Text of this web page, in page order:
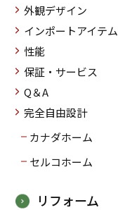
外観デザイン
インポートアイテム
性能
保証・サービス
Q＆A
完全自由設計
カナダホーム
セルコホーム
リフォーム